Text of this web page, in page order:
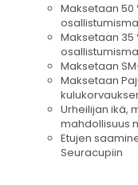
Maksetaan 50
Maksetaan 35
Maksetaan
Maksetaan
Urheilijan ikä,
mahdollisuus
Etujen
Seuracupiin